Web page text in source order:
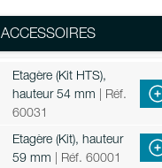
ACCESSOIRES
Etagère (Kit HTS),
hauteur 54 mm | Réf.
60031
Etagère (Kit), hauteur
59 mm | Réf. 60001